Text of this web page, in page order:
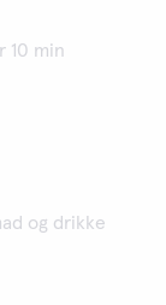
10 min
og drikke